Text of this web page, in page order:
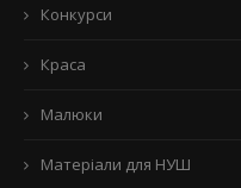
Конкурси
Краса
Малюки
Матеріали для НУШ